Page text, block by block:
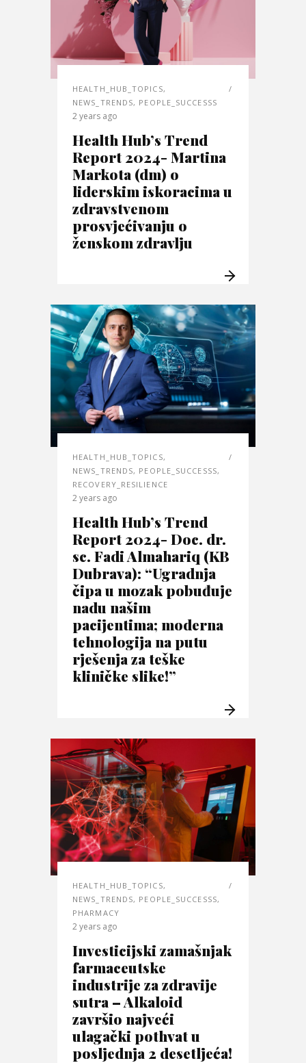
HEALTH_HUB_TOPICS,
NEWS_TRENDS, PEOPLE_SUCCESSS
2 years ago
Health Hub’s Trend
Report 2024- Martina
Markota (dm) o
liderskim iskoracima u
zdravstvenom
prosvjećivanju o
ženskom zdravlju
HEALTH_HUB_TOPICS,
NEWS_TRENDS, PEOPLE_SUCCESSS,
RECOVERY_RESILIENCE
2 years ago
Health Hub’s Trend
Report 2024- Doc. dr.
sc. Fadi Almahariq (KB
Dubrava): “Ugradnja
čipa u mozak pobuđuje
nadu našim
pacijentima; moderna
tehnologija na putu
rješenja za teške
kliničke slike!”
HEALTH_HUB_TOPICS,
NEWS_TRENDS, PEOPLE_SUCCESSS,
PHARMACY
2 years ago
Investicijski zamašnjak
farmaceutske
industrije za zdravije
sutra – Alkaloid
završio najveći
ulagački pothvat u
posljednja 2 desetljeća!